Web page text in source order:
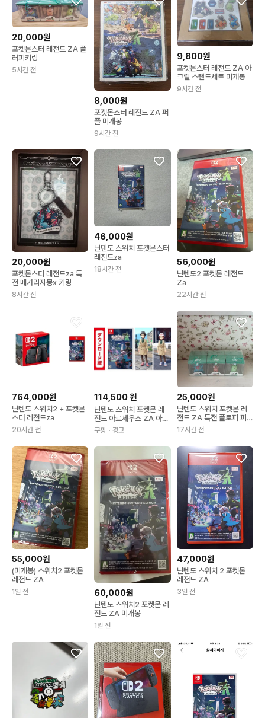
20,000원
포켓몬스터 레전드 ZA 플
러피키링
5시간 전
8,000원
포켓몬스터 레전드 ZA 퍼
즐 미개봉
9시간 전
9,800원
포켓몬스터 레전드 ZA 아
크릴 스탠드세트 미개봉
9시간 전
20,000원
포켓몬스터 레전드za 특
전 메가리자몽x 키링
8시간 전
46,000원
닌텐도 스위치 포켓몬스터
레전드za
18시간 전
56,000원
닌텐도2 포켓몬 레전드
Za
22시간 전
764,000원
닌텐도 스위치2 + 포켓몬
스터 레전드za
20시간 전
114,500원
닌텐도 스위치 포켓몬 레
전드 아르세우스 ZA 아마
존 오리지널 특전 있음 스
위치 2 2) 패키지 버전
쿠팡 ・광고
25,000원
닌텐도 스위치 포켓몬 레
전드 ZA 특전 플로피 피규
어 키링
17시간 전
55,000원
(미개봉) 스위치2 포켓몬
레전드 ZA
1일 전 60,000원
닌텐도 스위치2 포켓몬 레
전드 ZA 미개봉
1일 전
47,000원
닌텐도 스위치 2 포켓몬
레전드 ZA
3일 전